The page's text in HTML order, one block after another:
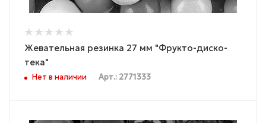
Жевательная резинка 27 мм "Фрукто-диско-
тека"
Нет в наличии Арт.: 2771333